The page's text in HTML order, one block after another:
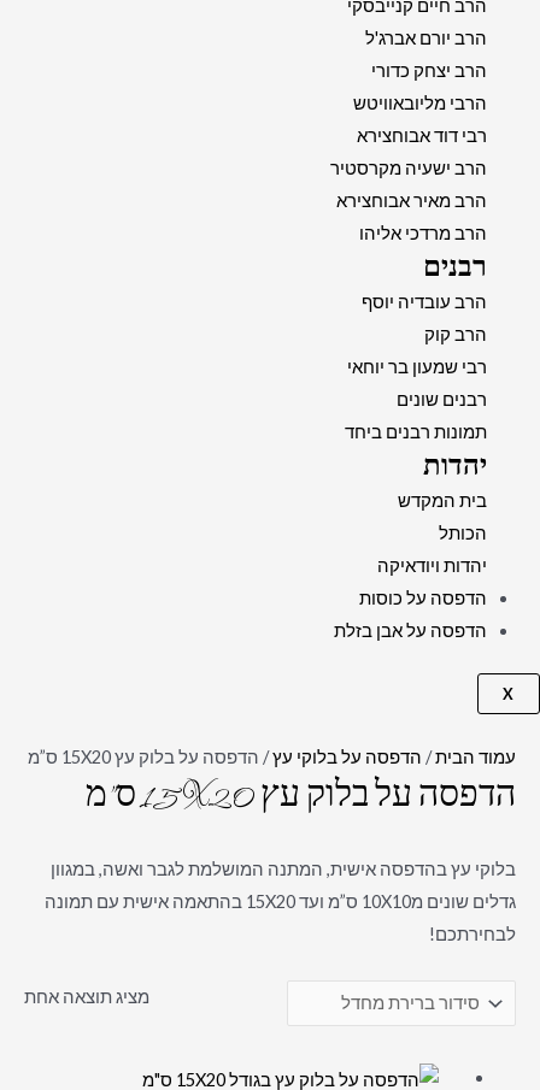
הרב חיים קנייבסקי
הרב יורם אברג'ל
הרב יצחק כדורי
הרבי מליובאוויטש
רבי דוד אבוחצירא
הרב ישעיה מקרסטיר
הרב מאיר אבוחצירא
הרב מרדכי אליהו
רבנים
הרב עובדיה יוסף
הרב קוק
רבי שמעון בר יוחאי
רבנים שונים
תמונות רבנים ביחד
יהדות
בית המקדש
הכותל
יהדות ויודאיקה
הדפסה על כוסות
הדפסה על אבן בזלת
X
עמוד הבית/ הדפסה על בלוקי עץ/ הדפסה על בלוק עץ 15X20 ס”מ
הדפסה על בלוק עץ 15X20 ס”מ
בלוקי עץ בהדפסה אישית, המתנה המושלמת לגבר ואשה, במגוון
גדלים שונים מ10X10 ס”מ ועד 15X20 בהתאמה אישית עם תמונה
לבחירתכם!
מציג תוצאה אחת